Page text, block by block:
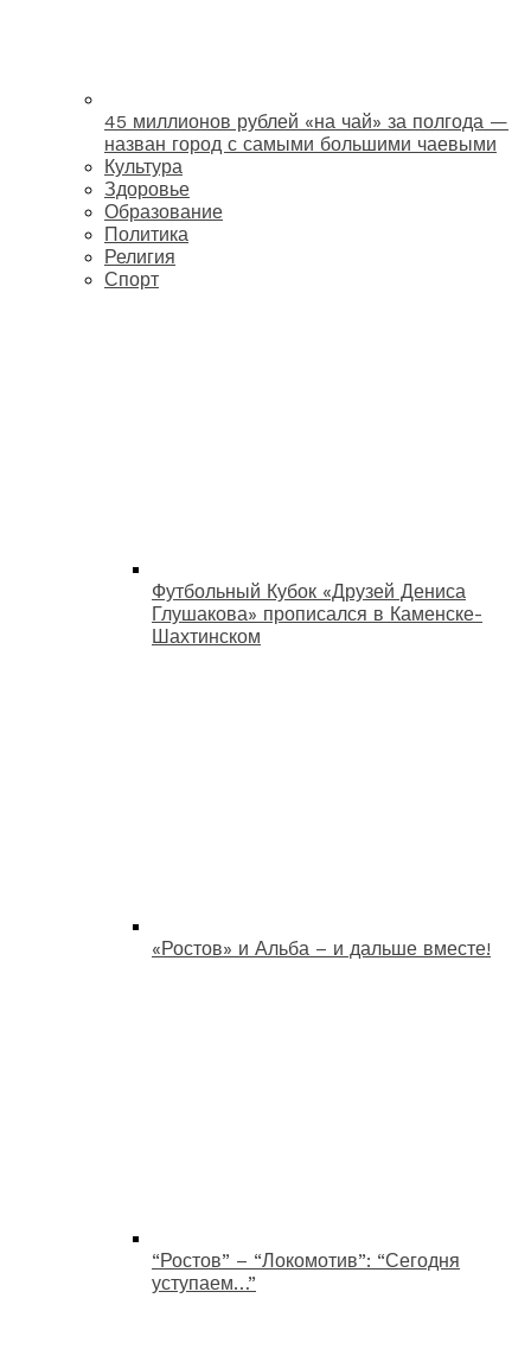
45 миллионов рублей «на чай» за полгода —
назван город с самыми большими чаевыми
Культура
Здоровье
Образование
Политика
Религия
Спорт
Футбольный Кубок «Друзей Дениса
Глушакова» прописался в Каменске-
Шахтинском
«Ростов» и Альба – и дальше вместе!
“Ростов” – “Локомотив”: “Сегодня
уступаем…”